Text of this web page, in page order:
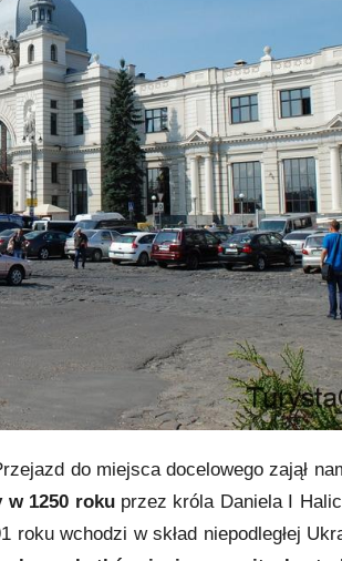
do miejsca docelowego zajął
w 1250 rokuprzez króla Daniela I
roku wchodzi w skład niepodległej